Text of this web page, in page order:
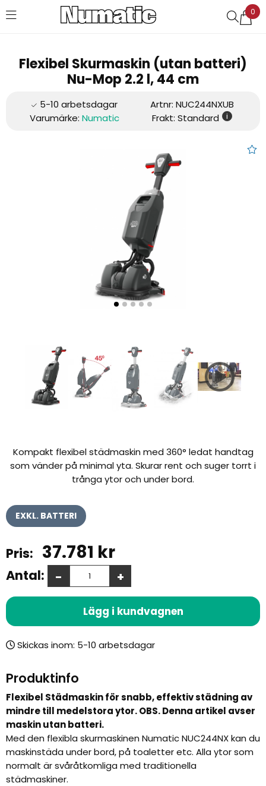
0
Favoriter (0)
Flexibel Skurmaskin (utan batteri)
Nu-Mop 2.2 l, 44 cm
Artnr: NUC244NXUB
Varumärke: Numatic Frakt: Standard i
Flexibel Skurmaskin (utan
Kompakt flexibel städmaskin med 360° ledat handtag
som vänder på minimal yta. Skurar rent och suger torrt i
trånga ytor och under bord.
EXKL. BATTERI
37.781 kr
Antal: +
-
Lägg i kundvagnen
Skickas inom:
Produktinfo
Flexibel Städmaskin för snabb, effektiv städning av
mindre till medelstora ytor. OBS. Denna artikel avser
maskin utan batteri.
Med den flexibla skurmaskinen Numatic NUC244NX kan du
maskinstäda under bord, på toaletter etc. Alla ytor som
normalt är svåråtkomliga med traditionella
städmaskiner.